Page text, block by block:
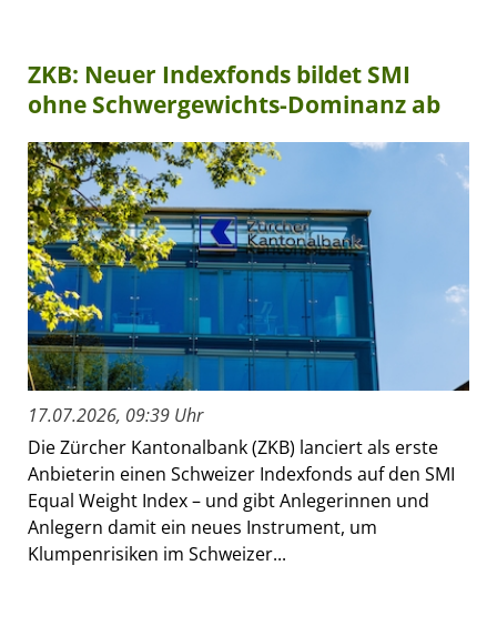
ZKB: Neuer Indexfonds bildet SMI
ohne Schwergewichts-Dominanz ab
17.07.2026, 09:39 Uhr
Die Zürcher Kantonalbank (ZKB) lanciert als erste
Anbieterin einen Schweizer Indexfonds auf den SMI
Equal Weight Index – und gibt Anlegerinnen und
Anlegern damit ein neues Instrument, um
Klumpenrisiken im Schweizer...